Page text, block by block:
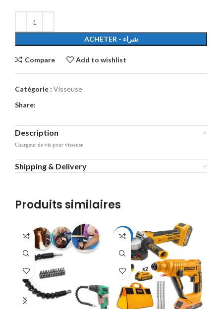
ACHETER - شراء
Compare Add to wishlist
Catégorie : Visseuse
Share:
Description
Chargeur de vis pour visseuse
Shipping & Delivery
Produits similaires
-7%